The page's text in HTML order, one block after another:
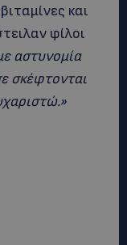
και
φίλοι
αστυνομία
σκέφτονται